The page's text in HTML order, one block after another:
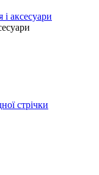
аксесуари
стрічки